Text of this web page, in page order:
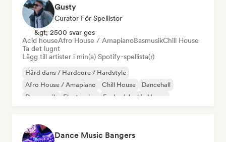
Gusty
Curator För Spellistor
&gt; 2500 svar ges
Acid houseAfro House / AmapianoBasmusikChill House
Ta det lugnt
Lägg till artister i min(a) Spotify-spellista(r)
Hård dans / Hardcore / Hardstyle
Afro House / Amapiano
Chill House
Dancehall
Dansmusik
Electronica
Funky / Jackin House
Dance Music Bangers